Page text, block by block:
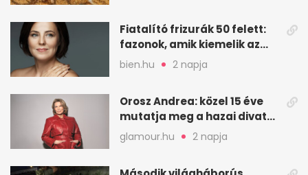
Fiatalító frizurák 50 felett:
fazonok, amik kiemelik az
arcodat
bien.hu 2 napja
Orosz Andrea: közel 15 éve
mutatja meg a hazai divat
arcait
glamour.hu 2 napja